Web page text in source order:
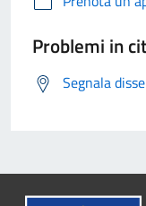
Problemi in
Segnala